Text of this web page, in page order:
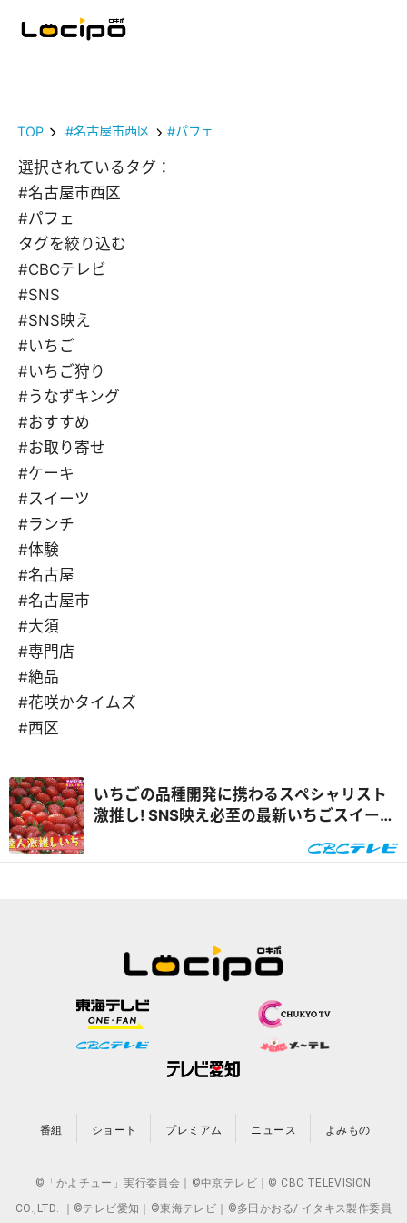
TOP #名古屋市西区 #パフェ
選択されているタグ：
#名古屋市西区
#パフェ
タグを絞り込む
#CBCテレビ
#SNS
#SNS映え
#いちご
#いちご狩り
#うなずキング
#おすすめ
#お取り寄せ
#ケーキ
#スイーツ
#ランチ
#体験
#名古屋
#名古屋市
#大須
#専門店
#絶品
#花咲かタイムズ
#西区
いちごの品種開発に携わるスペシャリスト
激推し! SNS映え必至の最新いちごスイーツ
番組 ショート プレミアム ニュース よみもの
©「かよチュー」実行委員会｜©中京テレビ｜© CBC TELEVISION
CO.,LTD. ｜©テレビ愛知｜©東海テレビ｜©多田かおる/ イタキス製作委員